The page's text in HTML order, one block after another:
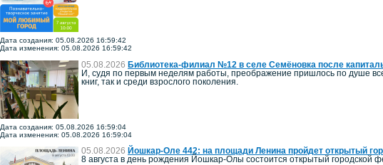
Дата создания: 05.08.2026 16:59:42
Дата изменения: 05.08.2026 16:59:42
05.08.2026 Библиотека-филиал №12 в селе Семёновка после
И, судя по первым неделям работы, преображение пришлось по душе
книг, так и среди взрослого поколения.
Дата создания: 05.08.2026 16:59:04
Дата изменения: 05.08.2026 16:59:04
05.08.2026 Йошкар-Оле 442: на площади Ленина пройдет открытый
8 августа в день рождения Йошкар-Олы состоится открытый городской